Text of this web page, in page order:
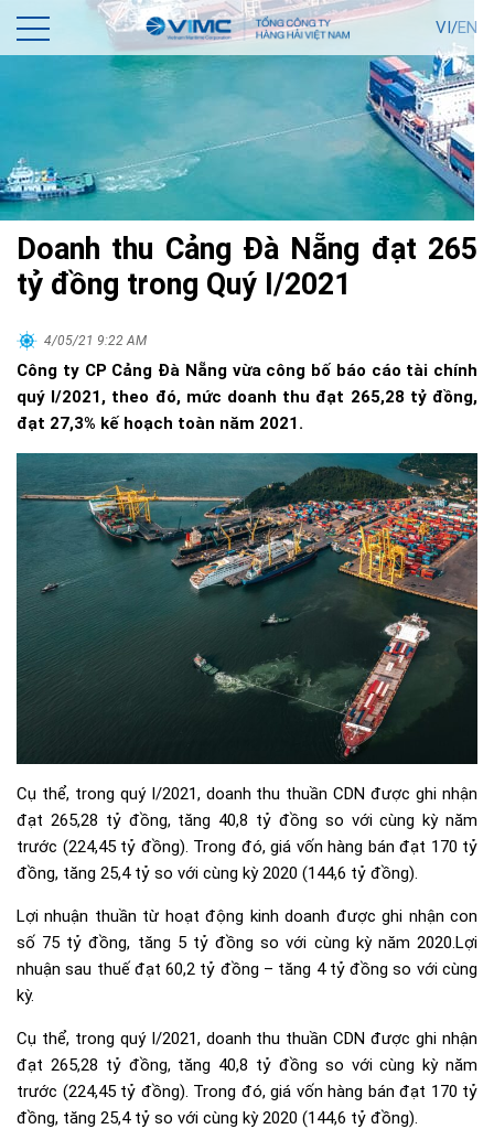
VI/EN
Doanh thu Cảng Đà Nẵng đạt 265
tỷ đồng trong Quý I/2021
4/05/21 9:22 AM
Công ty CP Cảng Đà Nẵng vừa công bố báo cáo tài chính
quý I/2021, theo đó, mức doanh thu đạt 265,28 tỷ đồng,
đạt 27,3% kế hoạch toàn năm 2021.
Cụ thể, trong quý I/2021, doanh thu thuần CDN được ghi nhận
đạt 265,28 tỷ đồng, tăng 40,8 tỷ đồng so với cùng kỳ năm
trước (224,45 tỷ đồng). Trong đó, giá vốn hàng bán đạt 170 tỷ
đồng, tăng 25,4 tỷ so với cùng kỳ 2020 (144,6 tỷ đồng).
Lợi nhuận thuần từ hoạt động kinh doanh được ghi nhận con
số 75 tỷ đồng, tăng 5 tỷ đồng so với cùng kỳ năm 2020.Lợi
nhuận sau thuế đạt 60,2 tỷ đồng – tăng 4 tỷ đồng so với cùng
kỳ.
Cụ thể, trong quý I/2021, doanh thu thuần CDN được ghi nhận
đạt 265,28 tỷ đồng, tăng 40,8 tỷ đồng so với cùng kỳ năm
trước (224,45 tỷ đồng). Trong đó, giá vốn hàng bán đạt 170 tỷ
đồng, tăng 25,4 tỷ so với cùng kỳ 2020 (144,6 tỷ đồng).